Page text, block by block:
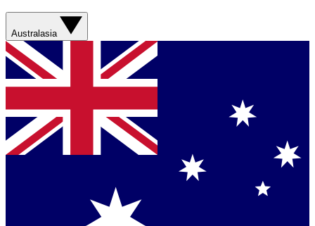
Australasia